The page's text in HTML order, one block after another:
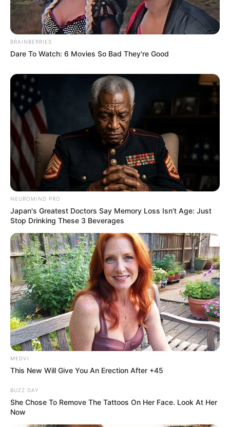
recursos do IFA para pagar 13º salário ou qualquer outra coisa. A
gestão que faz uso diversos desse recurso, comete crime de
responsabilidade.
+Passo a passo para garantir o direito ao Incentivo Financeiro
Vídeo das manifestações:
VEJA TAMBÉM:
+FNS liberará R$ 896 milhões para pagamento do Incentivo dos
ACS/ACE do Brasil.
Fenasce recebe dirigentes do Sindacs-AL em evento anual.
de busca...
+Cidades entregam kits aos alunos do Programa Saúde com
Agente.
BRAINBERRIES
Dare To Watch: 6 Movies So Bad They're Good
NEUROMIND PRO
Japan's Greatest Doctors Say Memory Loss Isn't Age: Just
Stop Drinking These 3 Beverages
MEDVI
This New Will Give You An Erection After +45
BUZZ DAY
She Chose To Remove The Tattoos On Her Face. Look At Her
Now